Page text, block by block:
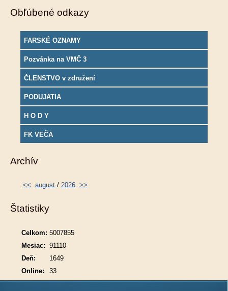
Obľúbené odkazy
FARSKÉ OZNAMY
Pozvánka na VMČ 3
ČLENSTVO v združení
PODUJATIA
H O D Y
FK VEČA
Archív
<< august / 2026 >>
Štatistiky
Online: 33
Celkom: 5007855
Mesiac: 91110
Deň:
1649